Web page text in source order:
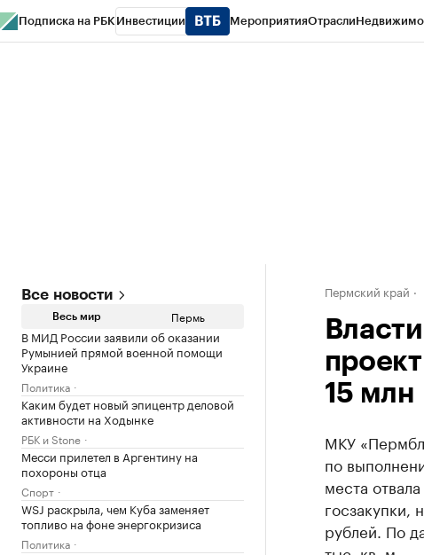
Подписка на РБК Инвестиции МероприятияОтрасли
Все новости
Весь мир Пермь
В МИД России заявили об оказании
Румынией прямой военной помощи
Украине
Политика
Каким будет новый эпицентр деловой
активности на Ходынке
РБК и Stone
Месси прилетел в Аргентину на
похороны отца
Спорт
WSJ раскрыла, чем Куба заменяет
топливо на фоне энергокризиса
Политика
Пермский край
15 млн
МКУ
по
места
госзакупки,
рублей. По